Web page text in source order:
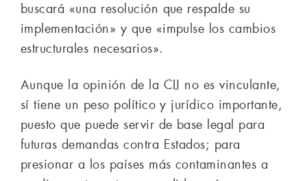
buscará «una resolución que respalde su
implementación» y que «impulse los cambios
estructurales necesarios».
Aunque la opinión de la CIJ no es vinculante,
sí tiene un peso político y jurídico importante,
puesto que puede servir de base legal para
futuras demandas contra Estados; para
presionar a los países más contaminantes a